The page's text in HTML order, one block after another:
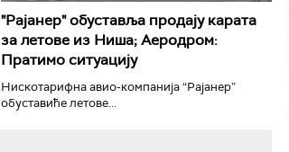
"Рајанер" обуставља продају карата
за летове из Ниша; Аеродром:
Пратимо ситуацију
Нискотарифна авио-компанија “Рајанер”
обуставиће летове...